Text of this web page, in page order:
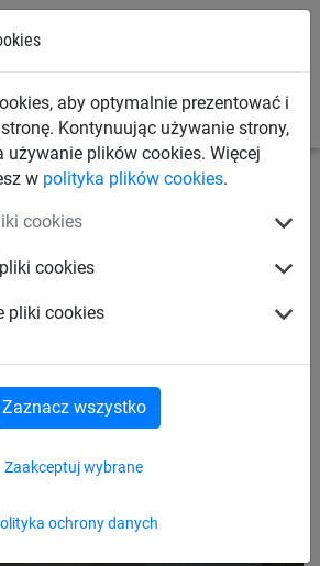
aby optymalnie prezentować i
Kontynuując używanie strony,
używanie plików cookies. Więcej
w polityka plików cookies.
cookies
cookies
pliki cookies
ochrony danych
Zaakceptuj wybrane
Zaznacz wszystko
45 mm)